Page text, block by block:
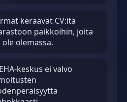
keräävät CV:itä
paikkoihin, joita
ole olemassa.
keskus ei valvo